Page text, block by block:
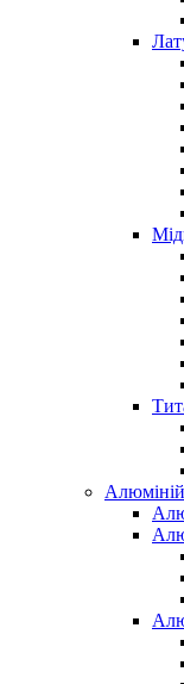
Алюміній